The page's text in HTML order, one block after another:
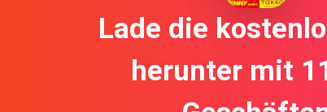
Lade die
herunter mit